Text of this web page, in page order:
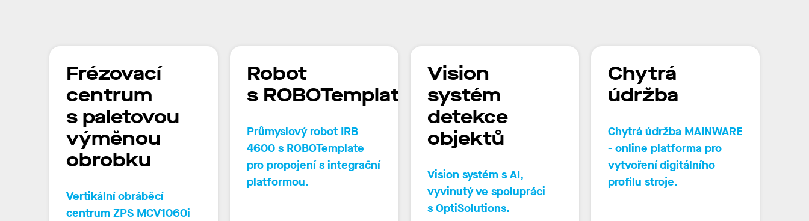
Frézovací
centrum
s paletovou
výměnou
obrobku
Vertikální obráběcí
centrum ZPS MCV1060i
Robot
s ROBOTemplate
Průmyslový robot IRB
4600 s ROBOTemplate
pro propojení s integrační
platformou.
Vision
systém
detekce
objektů
Vision systém s AI,
vyvinutý ve spolupráci
s OptiSolutions.
Chytrá
údržba
Chytrá údržba MAINWARE
- online platforma pro
vytvoření digitálního
profilu stroje.